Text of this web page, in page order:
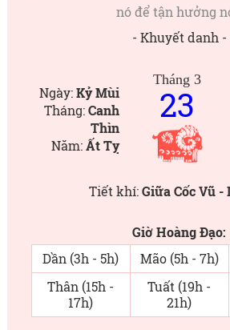
nó để tận hưởng
- Khuyết danh -
Ngày:Kỷ Mùi
Tháng:Canh
Thìn
Năm:Ất Tỵ
Tháng 3
23
Tiết khí:Giữa Cốc Vũ -
Giờ Hoàng Đạo:
Dần (3h - 5h)
Mão (5h - 7h)
Thân (15h -
17h)
Tuất (19h -
21h)